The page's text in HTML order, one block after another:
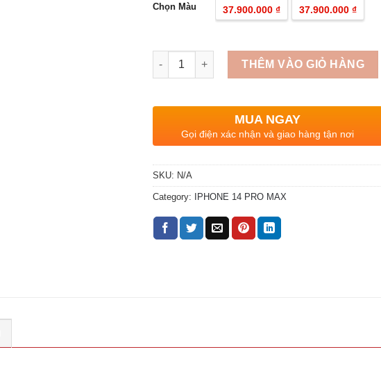
Chọn Màu
37.900.000 ₫
37.900.000 ₫
Quantity
THÊM VÀO GIỎ HÀNG
MUA NGAY
Gọi điện xác nhận và giao hàng tận nơi
SKU: N/A
Category: IPHONE 14 PRO MAX